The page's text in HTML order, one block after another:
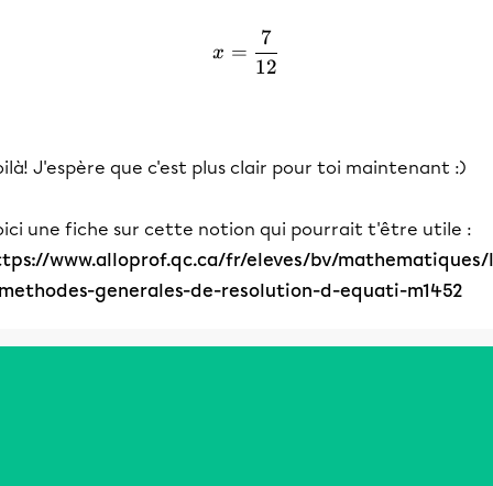
x =\frac{7}{12}
x =
12
7
J'espère que c'est plus clair pour toi maintenant :)
une fiche sur cette notion qui pourrait t'être utile :
www.alloprof.qc.ca/fr/eleves/bv/mathematiques/
generales-de-resolution-d-equati-m1452